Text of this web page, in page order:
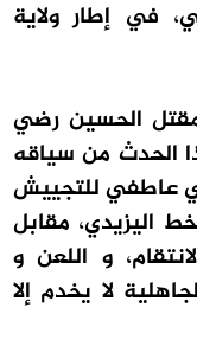
في إطار ولاية
الحسين رضي
الحدث من سياقه
عاطفي للتجييش
اليزيدي، مقابل
و اللعن و
لا يخدم إلا